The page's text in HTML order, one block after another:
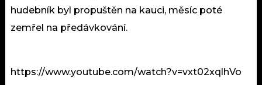
hudebník byl propuštěn na kauci, měsíc poté
zemřel na předávkování.
https://www.youtube.com/watch?v=vxt02xqlhVo